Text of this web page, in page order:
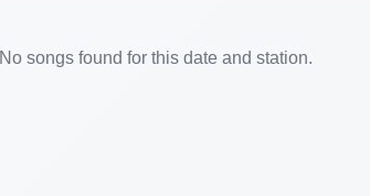
No songs found for this date and station.